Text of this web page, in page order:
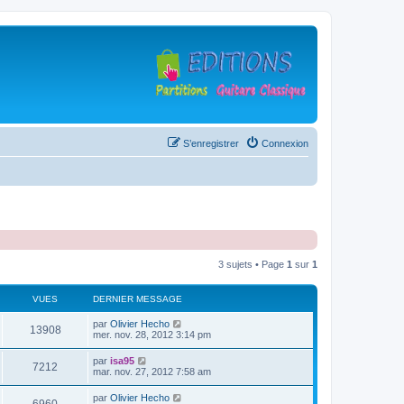
Connexion
S’enregistrer
3 sujets • Page 1 sur 1
VUES DERNIER MESSAGE
13908V
u
D
e
i
e
r
m
par Olivier Hecho
mer. nov. 28, 2012 3:14 pm
7212
u
D
e
par isa95
mar. nov. 27, 2012 7:58 am
D
par Olivier Hecho